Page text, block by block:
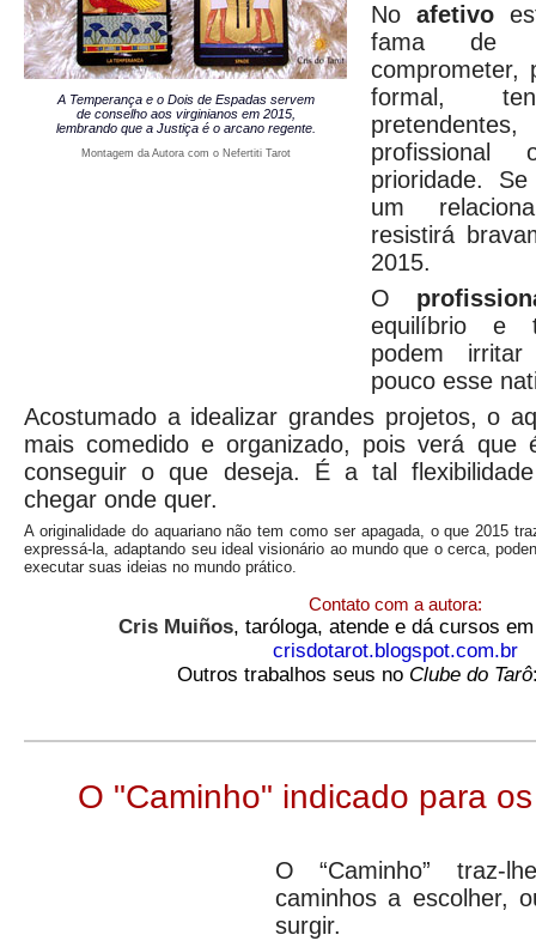
A Temperança e o Dois de Espadas servem
de conselho aos virginianos em 2015,
lembrando que a Justiça é o arcano regente.
Montagem da Autora com o Nefertiti Tarot
No afetivo
fama de
comprometer,
formal,
profissional
prioridade.
um
resistirá
2015.
O
equilíbrio e
podem
pouco esse
Acostumado a idealizar grandes projetos, o
mais comedido e organizado, pois verá que
conseguir o que deseja. É a tal
chegar onde quer.
A originalidade do aquariano não tem como ser apagada, o que 2015
expressá-la, adaptando seu ideal visionário ao mundo que o cerca,
executar suas ideias no mundo prático.
Contato com a autora:
Cris Muiños, taróloga, atende e dá cursos
crisdotarot.blogspot.com.br
Outros trabalhos seus no Clube do Tarô
O "Caminho" indicado para
O “Caminho” traz-
caminhos a escolher,
surgir.